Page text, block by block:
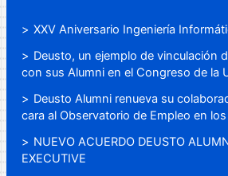
XXV Aniversario Ingeniería
Deusto, un ejemplo de vinculación
con sus Alumni en el Congreso de la
Deusto Alumni renueva su
cara al Observatorio de Empleo en
NUEVO ACUERDO DEUSTO
EXECUTIVE